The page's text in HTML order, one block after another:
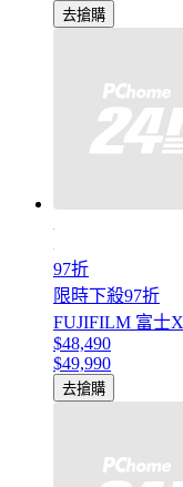
去搶購
97折
限時下殺97折
FUJIFILM 富士
$48,490
$49,990
去搶購